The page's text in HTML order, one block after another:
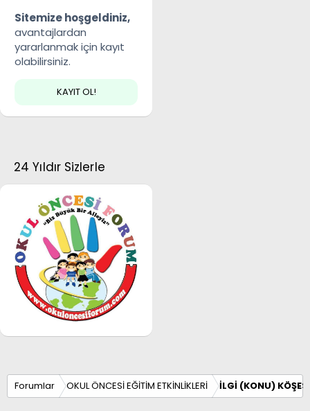
Sitemize hoşgeldiniz,
avantajlardan
yararlanmak için kayıt
olabilirsiniz.
KAYIT OL!
24 Yıldır Sizlerle
Forumlar OKUL ÖNCESİ EĞİTİM ETKİNLİKLERİ İLGİ (KONU)